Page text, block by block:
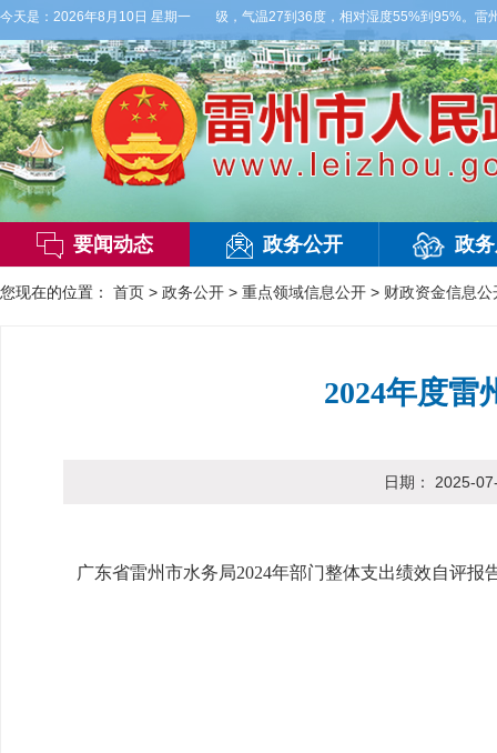
今天是： 2026年8月10日 星期一
，多云间晴，有雷阵雨，偏西风3级，气温27到36度，相对湿度55%到95%。雷
要闻动态 政务公开 政
您现在的位置： 首页 > 政务公开 > 重点领域信息公开 > 财政资金信息公
2024年度雷
日期： 2025-
广东省雷州市水务局2024年部门整体支出绩效自评报